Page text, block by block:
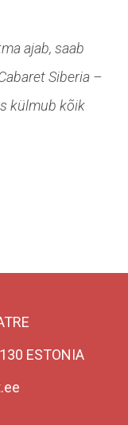
ajab, saab
Siberia –
külmub kõik
ESTONIA